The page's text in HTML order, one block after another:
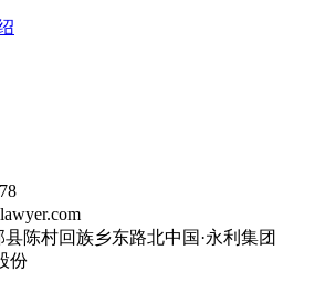
陈村回族乡东路北中国·永利集团
份